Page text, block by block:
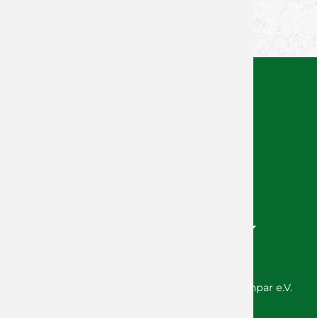
© 2026 Wölfe Würzburg GmbH / SG DJK Rimpar e.V.